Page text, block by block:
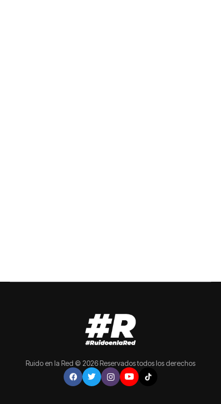
Ruido en la Red © 2026 Reservados todos los derechos